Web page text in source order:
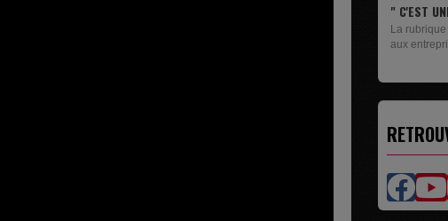
" C'EST UNE BONNE NOUVELLE
La rubrique économique qui donne la